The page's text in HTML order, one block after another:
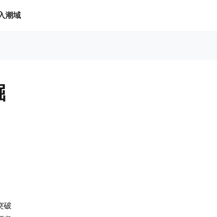
潮域
破